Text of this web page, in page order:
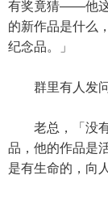
有奖竟猜——他
的新作品是什么
纪念品。」
群里有人发问
老总，「没有
品，他的作品是
是有生命的，向